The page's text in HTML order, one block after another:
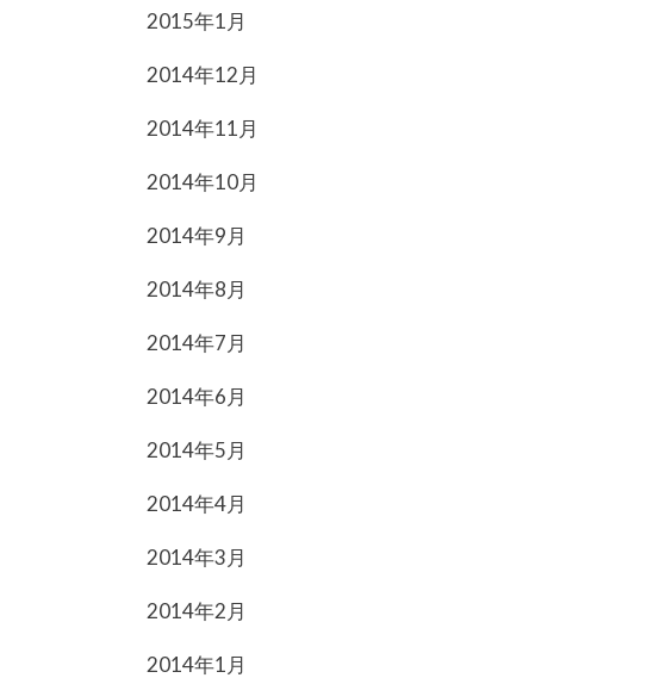
2015年1月
2014年12月
2014年11月
2014年10月
2014年9月
2014年8月
2014年7月
2014年6月
2014年5月
2014年4月
2014年3月
2014年2月
2014年1月